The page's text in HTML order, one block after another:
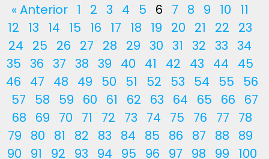
« Anterior 1 2 3 4 5 6 7 8 9 10
11
12
13 14 15 16 17 18 19 20 21 22
23
24
25 26 27 28 29 30 31 32 33 34
35 36 37 38 39 40 41 42 43 44
45
46
47 48 49 50 51 52 53 54 55
56
57
58 59 60 61 62 63 64 65 66
67
68
69 70 71 72 73 74 75 76 77
78
79
80 81 82 83 84 85 86 87 88
89
90
91 92 93 94 95 96 97 98 99
100